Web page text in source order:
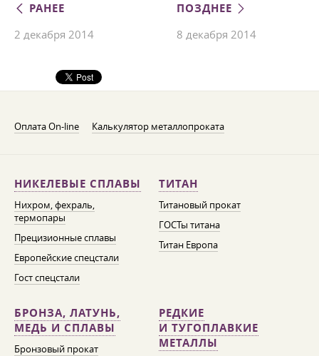
РАНЕЕ
2 декабря 2014
ПОЗДНЕЕ
8 декабря 2014
Оплата On-line Калькулятор металлопроката
НИКЕЛЕВЫЕ СПЛАВЫ
Нихром, фехраль,
термопары
Прецизионные сплавы
Европейские спецстали
Гост спецстали
ТИТАН
Титановый прокат
ГОСТы титана
Титан Европа
БРОНЗА, ЛАТУНЬ,
МЕДЬ И СПЛАВЫ
Бронзовый прокат
РЕДКИЕ
И ТУГОПЛАВКИЕ
МЕТАЛЛЫ